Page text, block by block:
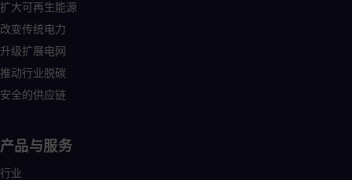
扩大可再生能源
改变传统电力
升级扩展电网
推动行业脱碳
安全的供应链
产品与服务
行业